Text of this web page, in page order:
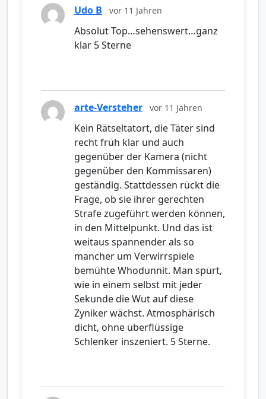
Udo B vor 11 Jahren
Absolut Top…sehenswert…ganz
klar 5 Sterne
arte-Versteher vor 11 Jahren
Kein Rätseltatort, die Täter sind
recht früh klar und auch
gegenüber der Kamera (nicht
gegenüber den Kommissaren)
geständig. Stattdessen rückt die
Frage, ob sie ihrer gerechten
Strafe zugeführt werden können,
in den Mittelpunkt. Und das ist
weitaus spannender als so
mancher um Verwirrspiele
bemühte Whodunnit. Man spürt,
wie in einem selbst mit jeder
Sekunde die Wut auf diese
Zyniker wächst. Atmosphärisch
dicht, ohne überflüssige
Schlenker inszeniert. 5 Sterne.